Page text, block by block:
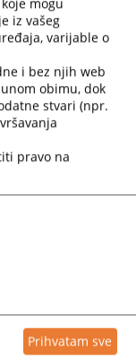
mogu
iz vašeg
varijable o
i bez njih web
obimu, dok
stvari (npr.
pravo na
Prihvatam sve